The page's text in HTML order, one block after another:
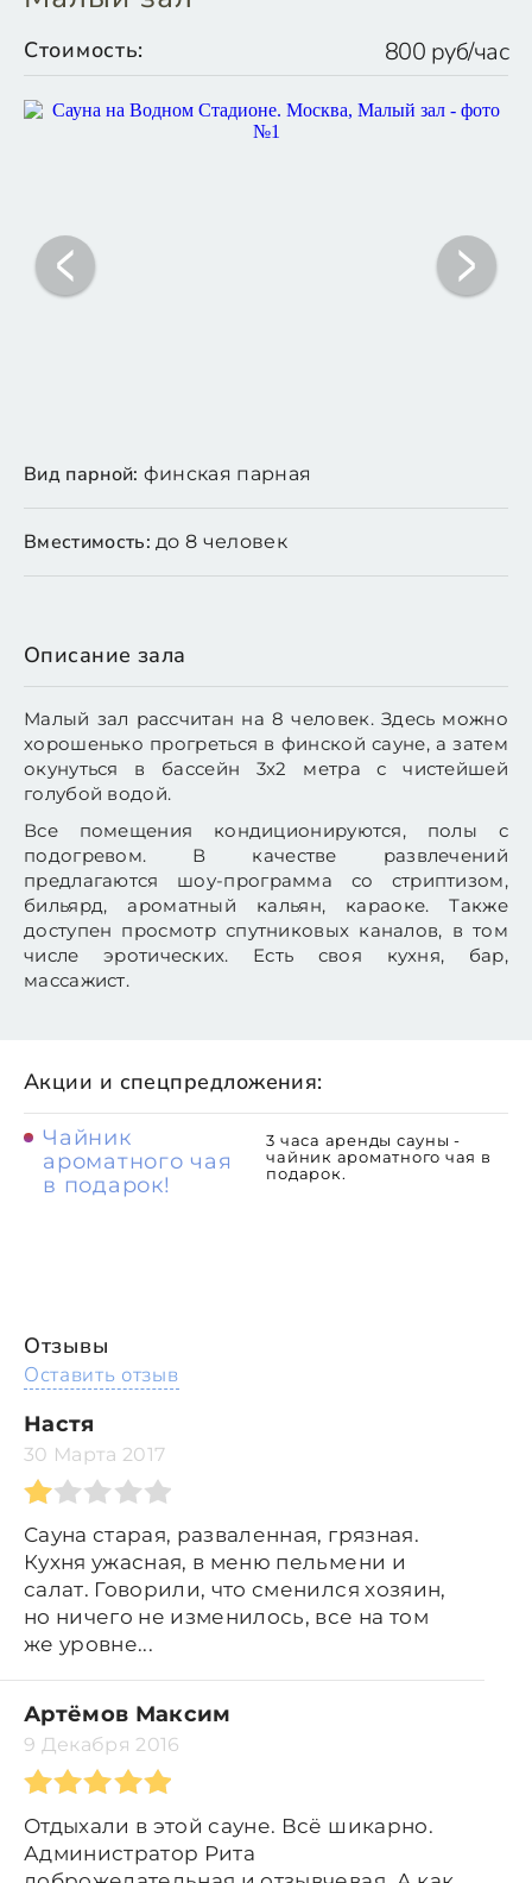
Стоимость: 800 руб/час
Вид парной: финская парная
Вместимость: до 8 человек
Описание зала
Малый зал рассчитан на 8 человек. Здесь можно
хорошенько прогреться в финской сауне, а затем
окунуться в бассейн 3х2 метра с чистейшей
голубой водой.
Все помещения кондиционируются, полы с
подогревом. В качестве развлечений
предлагаются шоу-программа со стриптизом,
бильярд, ароматный кальян, караоке. Также
доступен просмотр спутниковых каналов, в том
числе эротических. Есть своя кухня, бар,
массажист.
Акции и спецпредложения:
Чайник
ароматного чая
в подарок!
3 часа аренды сауны -
чайник ароматного чая в
подарок.
Отзывы
Оставить отзыв
Настя
30 Марта 2017
Сауна старая, разваленная, грязная.
Кухня ужасная, в меню пельмени и
салат. Говорили, что сменился хозяин,
но ничего не изменилось, все на том
же уровне...
Артёмов Максим
9 Декабря 2016
Отдыхали в этой сауне. Всё шикарно.
Администратор Рита